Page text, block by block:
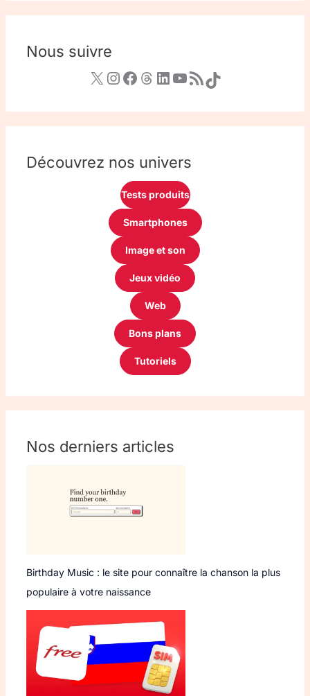
Nous suivre
Découvrez nos univers
Tests produits
Smartphones
Image et son
Jeux vidéo
Web
Bons plans
Tutoriels
Nos derniers articles
Birthday Music : le site pour connaître la chanson la plus
populaire à votre naissance